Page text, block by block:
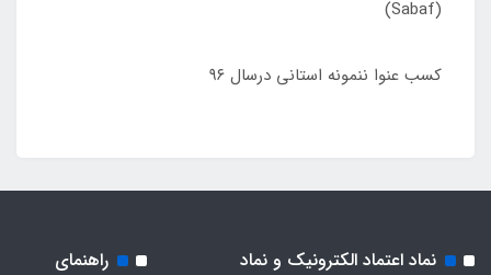
(Sabaf)
کسب عنوا ننمونه استانی درسال ٩۶
نماد اعتماد الکترونیک و نماد
راهنمای